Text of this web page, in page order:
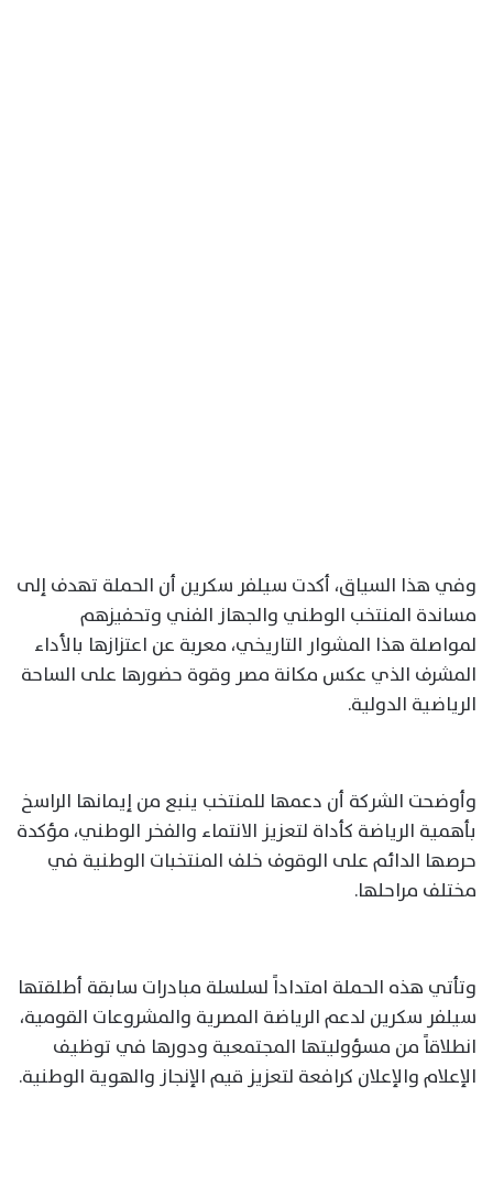
وفي هذا السياق، أكدت سيلفر سكرين أن الحملة تهدف إلى
مساندة المنتخب الوطني والجهاز الفني وتحفيزهم
لمواصلة هذا المشوار التاريخي، معربة عن اعتزازها بالأداء
المشرف الذي عكس مكانة مصر وقوة حضورها على الساحة
الرياضية الدولية.
وأوضحت الشركة أن دعمها للمنتخب ينبع من إيمانها الراسخ
بأهمية الرياضة كأداة لتعزيز الانتماء والفخر الوطني، مؤكدة
حرصها الدائم على الوقوف خلف المنتخبات الوطنية في
مختلف مراحلها.
وتأتي هذه الحملة امتداداً لسلسلة مبادرات سابقة أطلقتها
سيلفر سكرين لدعم الرياضة المصرية والمشروعات القومية،
انطلاقاً من مسؤوليتها المجتمعية ودورها في توظيف
الإعلام والإعلان كرافعة لتعزيز قيم الإنجاز والهوية الوطنية.